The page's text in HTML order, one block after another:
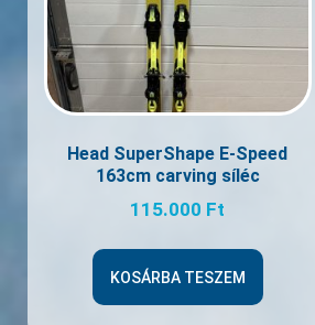
Head SuperShape E-Speed
163cm carving síléc
115.000 Ft
KOSÁRBA TESZEM